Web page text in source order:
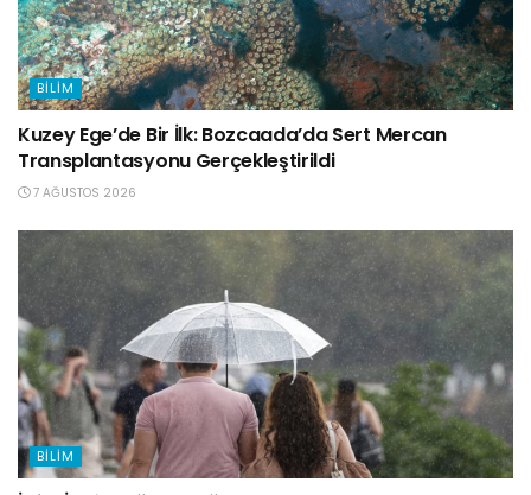
BILIM
Kuzey Ege’de Bir İlk: Bozcaada’da Sert Mercan
Transplantasyonu Gerçekleştirildi
7 AĞUSTOS 2026
BILIM